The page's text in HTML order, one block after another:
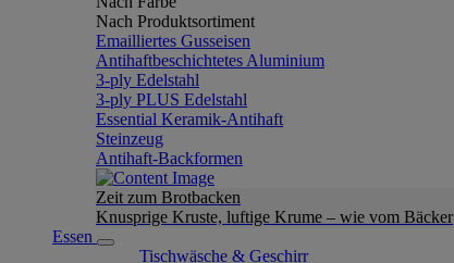
Nach Produktsortiment
Emailliertes Gusseisen
Antihaftbeschichtetes Aluminium
3-ply Edelstahl
3-ply PLUS Edelstahl
Essential Keramik-Antihaft
Steinzeug
Antihaft-Backformen
Zeit zum Brotbacken
Knusprige Kruste, luftige Krume – wie vom Bäcker
Essen
Tischwäsche & Geschirr